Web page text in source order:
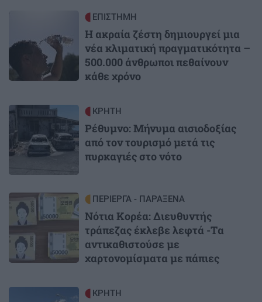
ΕΠΙΣΤΗΜΗ
Η ακραία ζέστη δημιουργεί μια
νέα κλιματική πραγματικότητα –
500.000 άνθρωποι πεθαίνουν
κάθε χρόνο
Image ΚΡΗΤΗ
Ρέθυμνο: Μήνυμα αισιοδοξίας
από τον τουρισμό μετά τις
πυρκαγιές στο νότο
Image ΠΕΡΙΕΡΓΑ - ΠΑΡΑΞΕΝΑ
Νότια Κορέα: Διευθυντής
τράπεζας έκλεβε λεφτά -Tα
αντικαθιστούσε με
χαρτονομίσματα με πάπιες
ΚΡΗΤΗ